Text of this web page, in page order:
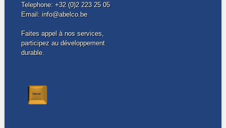
Telephone: +32 (0)2 223 25 05
Email: info@abelco.be
Faites appel à nos services,
participez au développement
durable.